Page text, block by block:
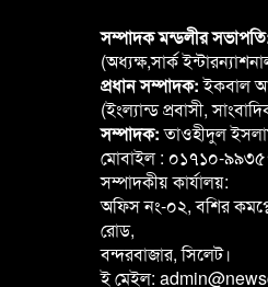
সম্পাদক মন্ডলীর
(অধ্যক্ষ,সার্ক
প্রধান সম্পাদক:ইকবাল
(ইংল্যান্ড প্রবাসী,
সম্পাদক:তাওহীদুল
মোবাইল : ০১৭১০-
সম্পাদকীয় কার্যালয়:
অফিস নং-০২, বশির
রোড,
বন্দরবাজার, সিলেট।
ই মেইল: